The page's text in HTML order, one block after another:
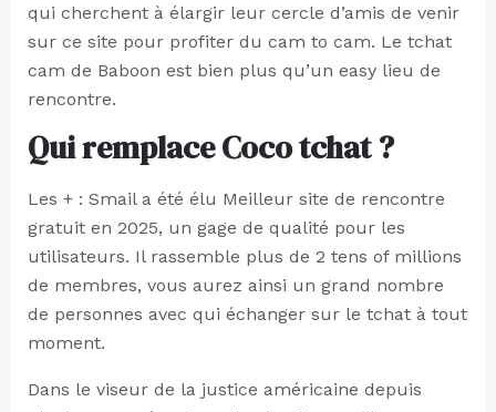
qui cherchent à élargir leur cercle d’amis de venir
sur ce site pour profiter du cam to cam. Le tchat
cam de Baboon est bien plus qu’un easy lieu de
rencontre.
Qui remplace Coco tchat ?
Les + : Smail a été élu Meilleur site de rencontre
gratuit en 2025, un gage de qualité pour les
utilisateurs. Il rassemble plus de 2 tens of millions
de membres, vous aurez ainsi un grand nombre
de personnes avec qui échanger sur le tchat à tout
moment.
Dans le viseur de la justice américaine depuis